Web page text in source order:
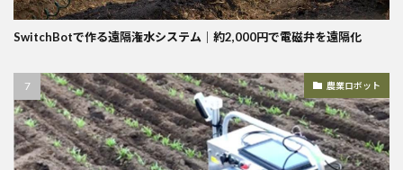
SwitchBotで作る遠隔潅水システム｜約2,000円で電磁弁を遠隔化
農業ロボット